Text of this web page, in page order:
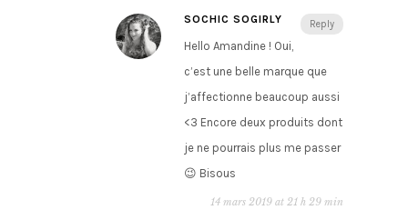
Reply
SOCHIC SOGIRLY
Hello Amandine ! Oui,
c’est une belle marque que
j’affectionne beaucoup aussi
<3 Encore deux produits dont
je ne pourrais plus me passer
😉 Bisous
14 mars 2019 at 21 h 29 min